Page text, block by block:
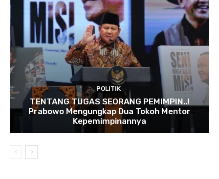
POLITIK
TENTANG TUGAS SEORANG PEMIMPIN..!
Prabowo Mengungkap Dua Tokoh Mentor
Kepemimpinannya